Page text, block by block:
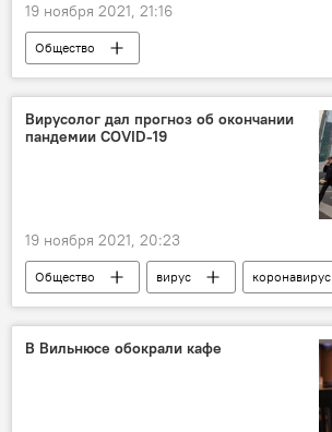
19 ноября 2021, 21:16
Общество
Вирусолог дал прогноз об окончании
пандемии COVID-19
19 ноября 2021, 20:23
Общество вирус
коронавирус
пандемия
COVID-19
В Вильнюсе обокрали кафе